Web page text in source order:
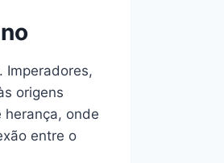
Imperadores,
origens
onde
entre o